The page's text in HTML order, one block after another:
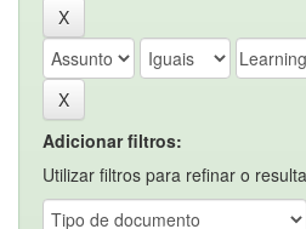
Adicionar filtros:
Utilizar filtros para refinar o